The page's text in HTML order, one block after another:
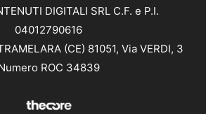
DIGITALI SRL C.F. e P.I.
04012790616
(CE) 81051, Via VERDI, 3
ROC 34839